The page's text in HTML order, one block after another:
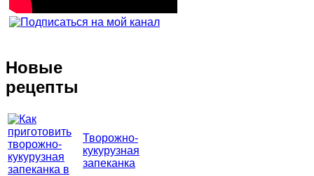
Новые
рецепты
Творожно-
кукурузная
запеканка